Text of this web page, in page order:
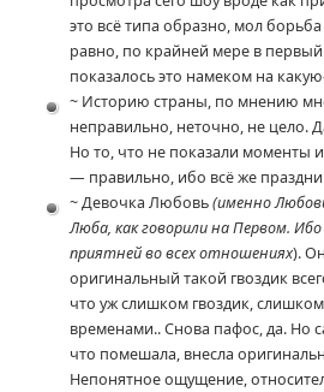
это всё типа образно, мол
равно, по крайней мере в
показалось это намеком на
~ Историю страны, по мнению
неправильно, неточно, не цело.
Но то, что не показали моменты
— правильно, ибо всё же
~ Девочка Любовь(именно
Люба, как говорили на Первом.
приятней во всех отношениях).
оригинальный такой гвоздик
что уж слишком гвоздик,
временами.. Снова пафос, да. Но
что помешала, внесла
Непонятное ощущение,